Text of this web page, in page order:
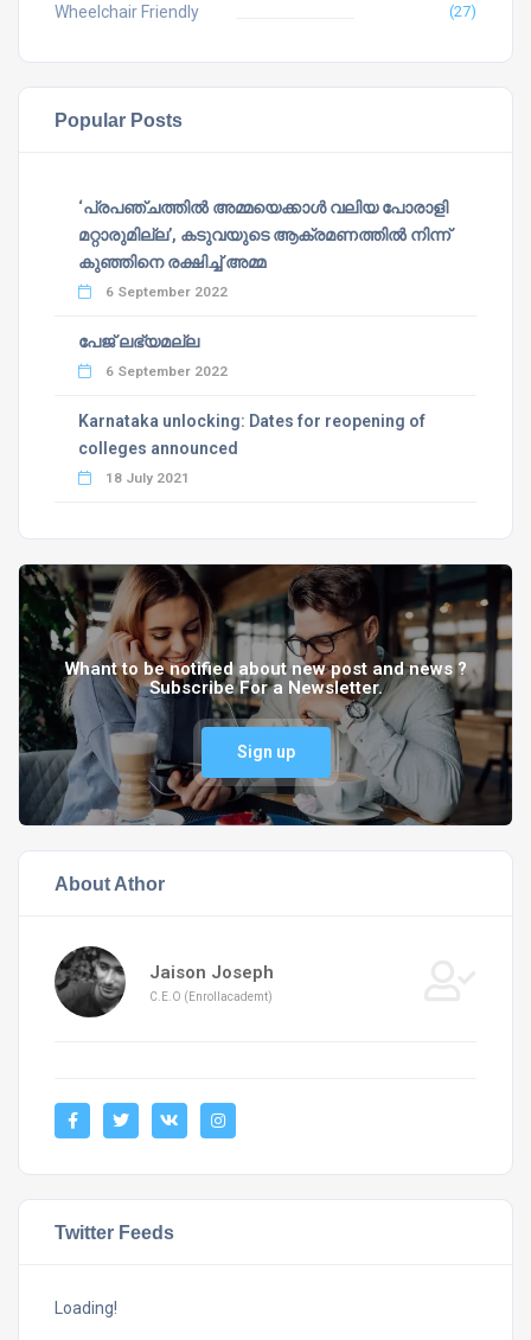
Wheelchair Friendly (27)
Popular Posts
‘പ്രപഞ്ചത്തില്‍ അമ്മയെക്കാള്‍ വലിയ പോരാളി
മറ്റാരുമില്ല’, കടുവയുടെ ആക്രമണത്തില്‍ നിന്ന്
കുഞ്ഞിനെ രക്ഷിച്ച് അമ്മ
6 September 2022
പേജ് ലഭ്യമല്ല
6 September 2022
Karnataka unlocking: Dates for reopening of
colleges announced
18 July 2021
Whant to be notified about new post and news ?
Subscribe For a Newsletter.
Sign up
About Athor
Jaison Joseph
C.E.O (Enrollacademt)
Twitter Feeds
Loading!